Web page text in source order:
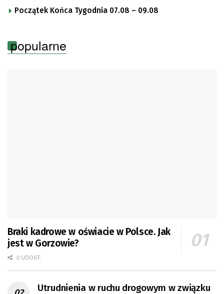
Początek Końca Tygodnia 07.08 – 09.08
popularne
Braki kadrowe w oświacie w Polsce. Jak
jest w Gorzowie?
0 UDOST.
Utrudnienia w ruchu drogowym w związku